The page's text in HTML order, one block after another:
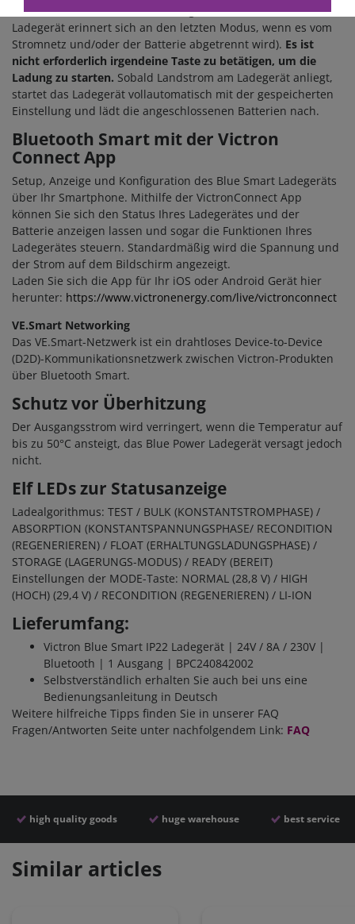
erforderlich - ein anderen Ladealgorithmus auswählen (das
Ladegerät erinnert sich an den letzten Modus, wenn es vom
Stromnetz und/oder der Batterie abgetrennt wird). Es ist
nicht erforderlich irgendeine Taste zu betätigen, um die
Ladung zu starten. Sobald Landstrom am Ladegerät anliegt,
startet das Ladegerät vollautomatisch mit der gespeicherten
Einstellung und lädt die angeschlossenen Batterien nach.
Bluetooth Smart mit der Victron
Connect App
Setup, Anzeige und Konfiguration des Blue Smart Ladegeräts
über Ihr Smartphone. Mithilfe der VictronConnect App
können Sie sich den Status Ihres Ladegerätes und der
Batterie anzeigen lassen und sogar die Funktionen Ihres
Ladegerätes steuern. Standardmäßig wird die Spannung und
der Strom auf dem Bildschirm angezeigt.
Laden Sie sich die App für Ihr iOS oder Android Gerät hier
herunter: https://www.victronenergy.com/live/victronconnect
VE.Smart Networking
Das VE.Smart-Netzwerk ist ein drahtloses Device-to-Device
(D2D)-Kommunikationsnetzwerk zwischen Victron-Produkten
über Bluetooth Smart.
Schutz vor Überhitzung
Der Ausgangsstrom wird verringert, wenn die Temperatur auf
bis zu 50°C ansteigt, das Blue Power Ladegerät versagt jedoch
nicht.
Elf LEDs zur Statusanzeige
Ladealgorithmus: TEST / BULK (KONSTANTSTROMPHASE) /
ABSORPTION (KONSTANTSPANNUNGSPHASE/ RECONDITION
(REGENERIEREN) / FLOAT (ERHALTUNGSLADUNGSPHASE) /
STORAGE (LAGERUNGS-MODUS) / READY (BEREIT)
Einstellungen der MODE-Taste: NORMAL (28,8 V) / HIGH
(HOCH) (29,4 V) / RECONDITION (REGENERIEREN) / LI-ION
Lieferumfang:
Victron Blue Smart IP22 Ladegerät | 24V / 8A / 230V |
Bluetooth | 1 Ausgang | BPC240842002
Selbstverständlich erhalten Sie auch bei uns eine
Bedienungsanleitung in Deutsch
Weitere hilfreiche Tipps finden Sie in unserer FAQ
Fragen/Antworten Seite unter nachfolgendem Link: FAQ
high quality goods huge warehouse best service
Similar articles